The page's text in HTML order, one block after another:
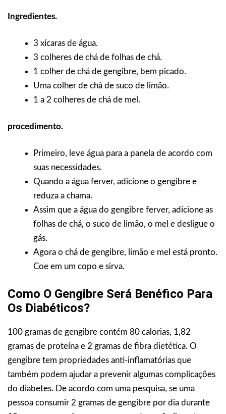
Ingredientes.
3 xícaras de água.
3 colheres de chá de folhas de chá.
1 colher de chá de gengibre, bem picado.
Uma colher de chá de suco de limão.
1 a 2 colheres de chá de mel.
procedimento.
Primeiro, leve água para a panela de acordo com
suas necessidades.
Quando a água ferver, adicione o gengibre e
reduza a chama.
Assim que a água do gengibre ferver, adicione as
folhas de chá, o suco de limão, o mel e desligue o
gás.
Agora o chá de gengibre, limão e mel está pronto.
Coe em um copo e sirva.
Como O Gengibre Será Benéfico Para
Os Diabéticos?
100 gramas de gengibre contém 80 calorias, 1,82
gramas de proteína e 2 gramas de fibra dietética. O
gengibre tem propriedades anti-inflamatórias que
também podem ajudar a prevenir algumas complicações
do diabetes. De acordo com uma pesquisa, se uma
pessoa consumir 2 gramas de gengibre por dia durante